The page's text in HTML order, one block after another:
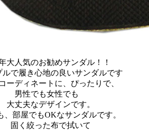
大人気のお勧めサンダル！！
ルで履き心地の良いサンダルです
ーディネートに、ぴったりで、
男性でも女性でも
大丈夫なデザインです。
、部屋でもOKなサンダルです。
固く絞った布で拭いて